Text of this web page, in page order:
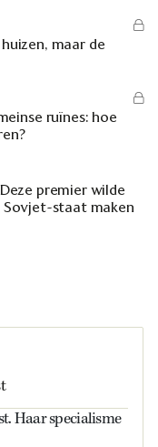
maar de
ruïnes: hoe
premier wilde
Sovjet-staat maken
Haar specialisme